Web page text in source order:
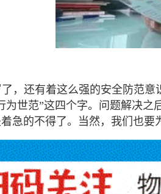
了，还有着这么强的安全防范
为世范”这四个字。问题解决
着急的不得了。当然，我们也